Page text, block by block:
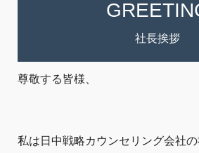
社長挨拶
尊敬する皆様、
私は日中戦略カウンセリング会社